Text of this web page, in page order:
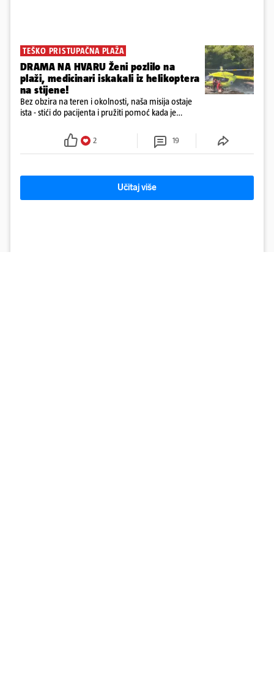
TEŠKO PRISTUPAČNA PLAŽA
DRAMA NA HVARU Ženi pozlilo na
plaži, medicinari iskakali iz helikoptera
na stijene!
Bez obzira na teren i okolnosti, naša misija ostaje
ista - stići do pacijenta i pružiti pomoć kada je
2 19
Učitaj više